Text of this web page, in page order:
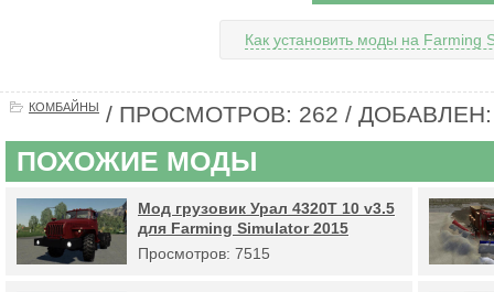
Как установить моды на Farming
КОМБАЙНЫ / ПРОСМОТРОВ: 262 / ДОБАВЛЕН:
ПОХОЖИЕ МОДЫ
Мод грузовик Урал 4320Т 10 v3.5
для Farming Simulator 2015
Просмотров: 7515